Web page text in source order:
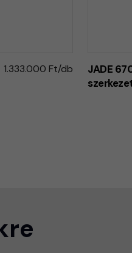
1.333.000 Ft/db
JADE